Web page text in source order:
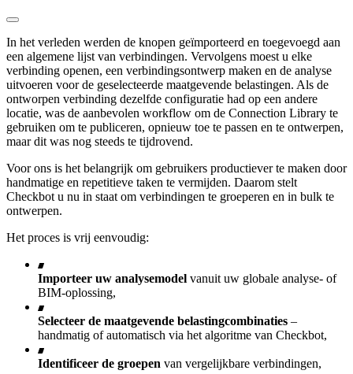
In het verleden werden de knopen geïmporteerd en toegevoegd aan
een algemene lijst van verbindingen. Vervolgens moest u elke
verbinding openen, een verbindingsontwerp maken en de analyse
uitvoeren voor de geselecteerde maatgevende belastingen. Als de
ontworpen verbinding dezelfde configuratie had op een andere
locatie, was de aanbevolen workflow om de Connection Library te
gebruiken om te publiceren, opnieuw toe te passen en te ontwerpen,
maar dit was nog steeds te tijdrovend.
Voor ons is het belangrijk om gebruikers productiever te maken door
handmatige en repetitieve taken te vermijden. Daarom stelt
Checkbot u nu in staat om verbindingen te groeperen en in bulk te
ontwerpen.
Het proces is vrij eenvoudig:
Importeer uw analysemodel vanuit uw globale analyse- of
BIM-oplossing,
Selecteer de maatgevende belastingcombinaties –
handmatig of automatisch via het algoritme van Checkbot,
Identificeer de groepen van vergelijkbare verbindingen,